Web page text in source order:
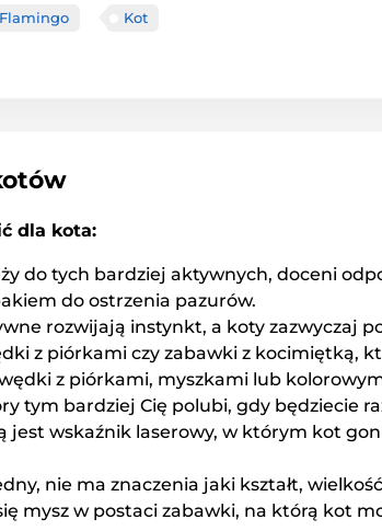
Kot
dla kota:
do tych bardziej aktywnych, doceni
do ostrzenia pazurów.
rozwijają instynkt, a koty zazwyczaj
z piórkami czy zabawki z kocimiętką,
z piórkami, myszkami lub
tym bardziej Cię polubi, gdy będziecie
jest wskaźnik laserowy, w którym kot
nie ma znaczenia jaki kształt,
mysz w postaci zabawki, na którą kot